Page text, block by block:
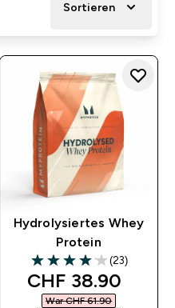
Sortieren
Hydrolysiertes Whey
Protein
4.09 out of 5 stars
(23)
discounted price
CHF 38.90‎
War CHF 61.90‎